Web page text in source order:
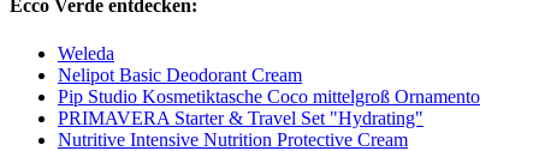
Ecco Verde entdecken:
Weleda
Nelipot Basic Deodorant Cream
Pip Studio Kosmetiktasche Coco mittelgroß Ornamento
PRIMAVERA Starter & Travel Set "Hydrating"
Nutritive Intensive Nutrition Protective Cream